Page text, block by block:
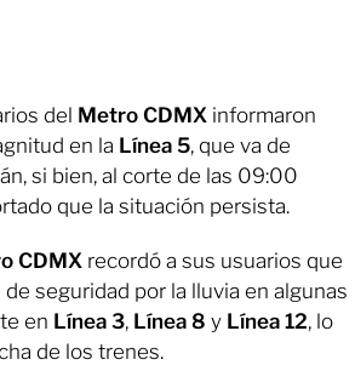
del Metro CDMX informaron
en la Línea 5, que va de
si bien, al corte de las 09:00
que la situación persista.
CDMX recordó a sus usuarios que
seguridad por la lluvia en algunas
en Línea 3, Línea 8 y Línea 12, lo
de los trenes.